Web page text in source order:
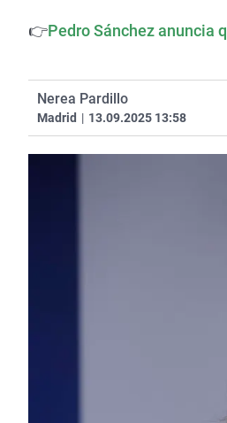
👉Pedro Sánchez anuncia
Nerea Pardillo
Madrid | 13.09.2025 13:58